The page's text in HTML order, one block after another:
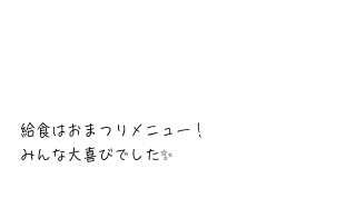
給食はおまつりメニュー！
みんな大喜びでした✨